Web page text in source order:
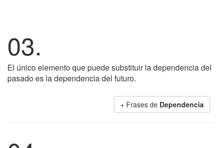
03.
El único elemento que puede substituir la dependencia del
pasado es la dependencia del futuro.
+ Frases de Dependencia